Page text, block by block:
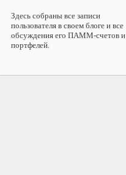
Здесь собраны все записи
пользователя в своем блоге и все
обсуждения его ПАММ-счетов и
портфелей.